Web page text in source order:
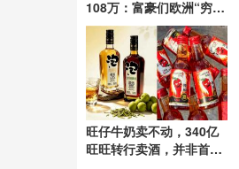
108万：富豪们欧洲“穷
游”记
旺仔牛奶卖不动，340亿
旺旺转行卖酒，并非首次